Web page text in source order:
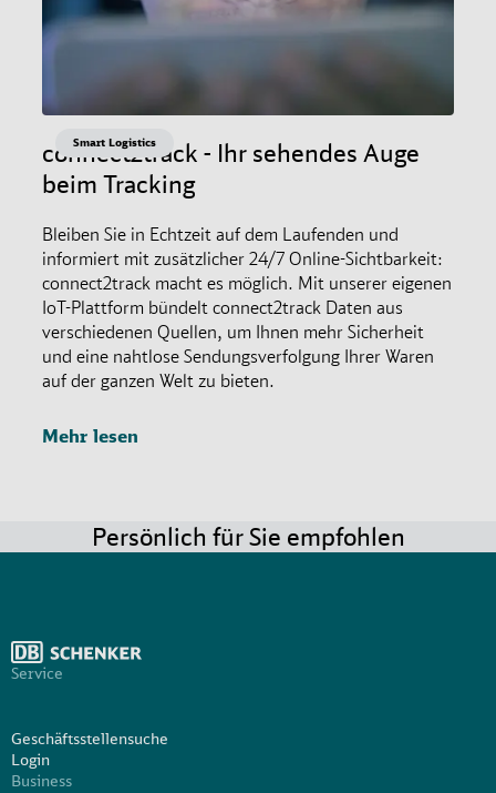
connect2track - Ihr sehendes Auge
beim Tracking
Bleiben Sie in Echtzeit auf dem Laufenden und
informiert mit zusätzlicher 24/7 Online-Sichtbarkeit:
connect2track macht es möglich. Mit unserer eigenen
IoT-Plattform bündelt connect2track Daten aus
verschiedenen Quellen, um Ihnen mehr Sicherheit
und eine nahtlose Sendungsverfolgung Ihrer Waren
auf der ganzen Welt zu bieten.
Mehr lesen
Smart Logistics
Persönlich für Sie empfohlen
Service
Geschäftsstellensuche
Login
Business